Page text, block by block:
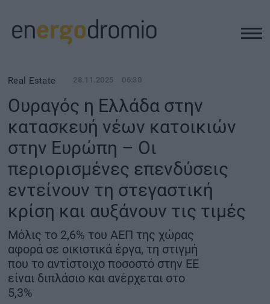
ΥΠΟΔΟΜΕΣ
REAL ESTATE
ΠΕΡΙΒΑΛΛΟΝ
ΕΝΕΡΓΕΙΑ
ΜΕΤΑΦΟΡΕΣ - ΗΛΕΚΤΡΟΚΙΝΗΣΗ
ΨΗΦΙΑΚΟΣ ΚΟΣΜΟΣ
ΟΙΚΟΝΟΜΙΑ - ΕΠΙΧΕΙΡΗΣΕΙΣ
Real Estate 28.11.2025 06:30
Ουραγός η Ελλάδα στην
κατασκευή νέων κατοικιών
στην Ευρώπη – Οι
περιορισμένες επενδύσεις
εντείνουν τη στεγαστική
κρίση και αυξάνουν τις τιμές
Μόλις το 2,6% του ΑΕΠ της χώρας
αφορά σε οικιστικά έργα, τη στιγμή
που το αντίστοιχο ποσοστό στην ΕΕ
είναι διπλάσιο και ανέρχεται στο
5,3%